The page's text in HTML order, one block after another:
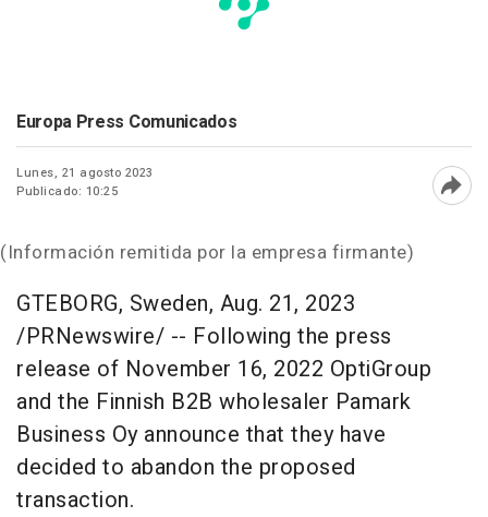
Europa Press Comunicados
Lunes, 21 agosto 2023
Publicado: 10:25
(Información remitida por la empresa firmante)
GTEBORG, Sweden, Aug. 21, 2023
/PRNewswire/ -- Following the press
release of November 16, 2022 OptiGroup
and the Finnish B2B wholesaler Pamark
Business Oy announce that they have
decided to abandon the proposed
transaction.